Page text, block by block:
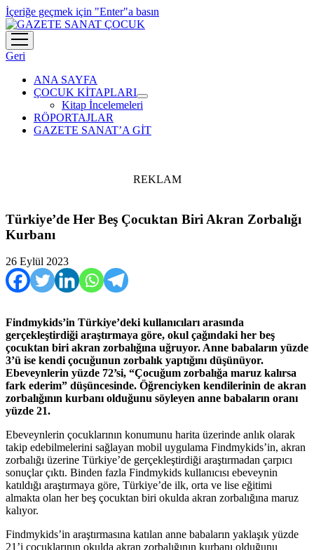
İçeriğe geçmek için "Enter"a basın
menüyü
aç
Geri
ANA SAYFA
ÇOCUK KİTAPLARI
menüyü
aç
Kitap İncelemeleri
RÖPORTAJLAR
GAZETE SANAT’A GİT
REKLAM
Türkiye’de Her Beş Çocuktan Biri Akran Zorbalığı
Kurbanı
26 Eylül 2023
Findmykids’in Türkiye’deki kullanıcıları arasında
gerçekleştirdiği araştırmaya göre, okul çağındaki her beş
çocuktan biri akran zorbalığına uğruyor. Anne babaların yüzde
3’ü ise kendi çocuğunun zorbalık yaptığını düşünüyor.
Ebeveynlerin yüzde 72’si, “Çocuğum zorbalığa maruz kalırsa
fark ederim” düşüncesinde. Öğrenciyken kendilerinin de akran
zorbalığının kurbanı olduğunu söyleyen anne babaların oranı
yüzde 21.
Ebeveynlerin çocuklarının konumunu harita üzerinde anlık olarak
takip edebilmelerini sağlayan mobil uygulama Findmykids’in, akran
zorbalığı üzerine Türkiye’de gerçekleştirdiği araştırmadan çarpıcı
sonuçlar çıktı. Binden fazla Findmykids kullanıcısı ebeveynin
katıldığı araştırmaya göre, Türkiye’de ilk, orta ve lise eğitimi
almakta olan her beş çocuktan biri okulda akran zorbalığına maruz
kalıyor.
Findmykids’in araştırmasına katılan anne babaların yaklaşık yüzde
21’i çocuklarının okulda akran zorbalığının kurbanı olduğunu